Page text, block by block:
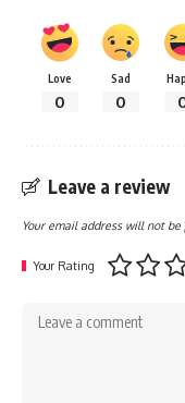
Love
0
Sad
0
Leave a review
Your email address will not be
Your Rating